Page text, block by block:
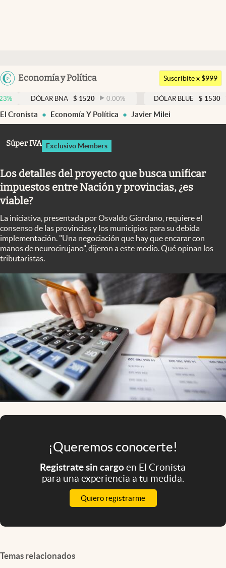
Argentina
Economía y Política
Members
Economía y Política
Finanzas y Mercados
Columnistas
Otras secciones
Infotechnology
Clase
Eventos Corporativos
El Cronista Studio
Mediakit
abre en nueva pestaña
Argentina
Suscribite x $999
BNA $ 1520 0.00% DÓLAR BLUE $ 1530 -0.65%
El Cronista Economía Y Política Javier Milei
Súper IVA Exclusivo Members
Los detalles del proyecto que busca unificar
impuestos entre Nación y provincias, ¿es
viable?
La iniciativa, presentada por Osvaldo Giordano, requiere el
consenso de las provincias y los municipios para su debida
implementación. "Una negociación que hay que encarar con
manos de neurocirujano", dijeron a este medio. Qué opinan los
tributaristas.
¡Queremos conocerte!
Registrate sin cargoen El Cronista
para una experiencia a tu medida.
Quiero registrarme
Temas relacionados